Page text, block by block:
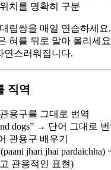
치를 명확히 구분
립쌍을 매일 연습하세요
혀를 뒤로 말아 올리세
연스러워집니다.
직역
용구를 그대로 번역
dogs” → 단어 그대로
관용구 배우기
(paani jhari jhai
관용적인 표현)